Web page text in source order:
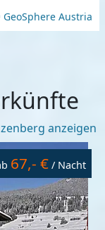
Austria
anzeigen
67,- € / Nacht